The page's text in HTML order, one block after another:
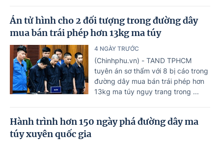
Án tử hình cho 2 đối tượng trong đường dây
mua bán trái phép hơn 13kg ma túy
4 NGÀY TRƯỚC
(Chinhphu.vn) - TAND TPHCM
tuyên án sơ thẩm với 8 bị cáo trong
đường dây mua bán trái phép hơn
13kg ma túy ngụy trang trong ...
Hành trình hơn 150 ngày phá đường dây ma
túy xuyên quốc gia